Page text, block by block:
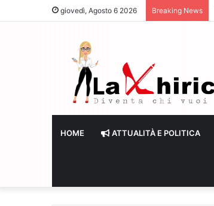
giovedì, Agosto 6 2026 Breaking News
HOME ATTUALITÀ E POLITICA